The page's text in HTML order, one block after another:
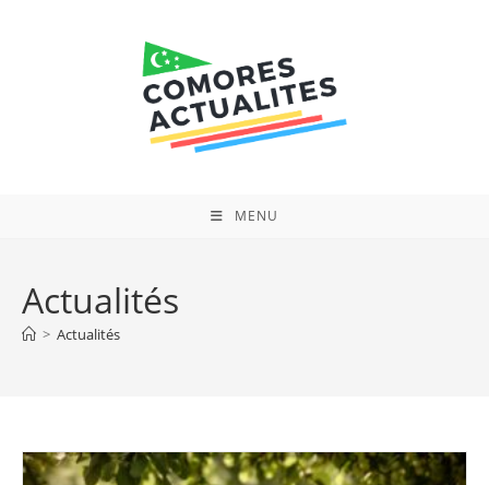
MENU
Actualités
> Actualités